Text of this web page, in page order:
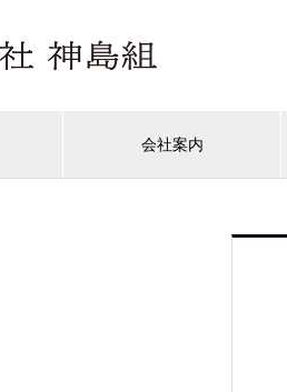
会社案内